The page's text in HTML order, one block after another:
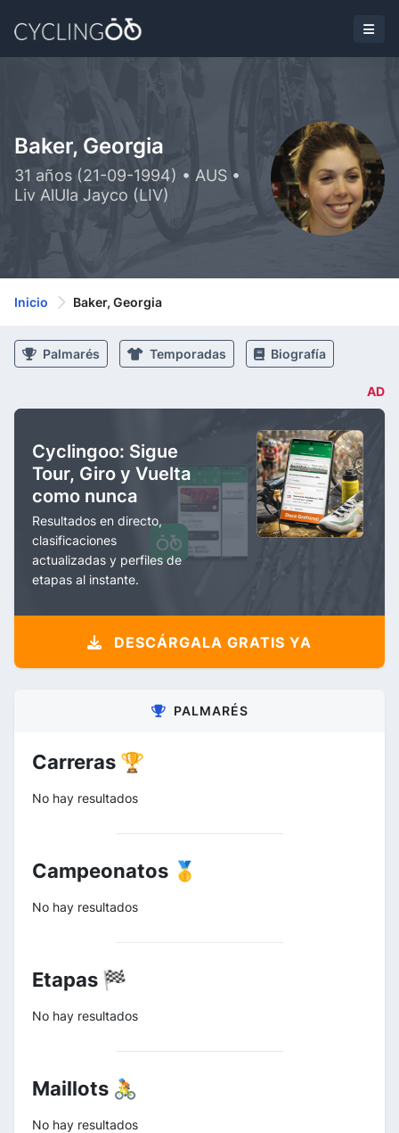
Baker, Georgia
31 años (21-09-1994) • AUS •
Liv AlUla Jayco (LIV)
Inicio Baker, Georgia
Palmarés Temporadas Biografía
AD
Cyclingoo: Sigue
Tour, Giro y Vuelta
como nunca
Resultados en directo,
clasificaciones
actualizadas y perfiles de
etapas al instante.
DESCÁRGALA GRATIS YA
PALMARÉS
Carreras 🏆
No hay resultados
Campeonatos 🥇
No hay resultados
Etapas 🏁
No hay resultados
Maillots 🚴
No hay resultados